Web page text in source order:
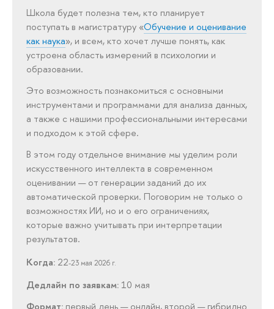
Школа будет полезна тем, кто планирует
поступать в магистратуру «Обучение и оценивание
как наука», и всем, кто хочет лучше понять, как
устроена область измерений в психологии и
образовании.
Это возможность познакомиться с основными
инструментами и программами для анализа данных,
а также с нашими профессиональными интересами
и подходом к этой сфере.
В этом году отдельное внимание мы уделим роли
искусственного интеллекта в современном
оценивании — от генерации заданий до их
автоматической проверки. Поговорим не только о
возможностях ИИ, но и о его ограничениях,
которые важно учитывать при интерпретации
результатов.
Когда: 22-23 мая 2026 г.
Дедлайн по заявкам: 10 мая
Формат: первый день — онлайн, второй — гибридно